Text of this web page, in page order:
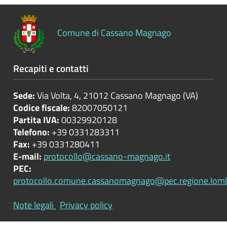
Comune di Cassano Magnago
Recapiti e contatti
Sede:Via Volta, 4, 21012 Cassano Magnago (VA)
Codice fiscale:82007050121
Partita IVA:00329920128
Telefono: +39 0331283311
Fax: +39 0331280411
E-mail: protocollo@cassano-magnago.it
PEC:
Note legali Privacy policy
Controlli
sulle
attività
economiche
Servizi
Pagamenti
dell'amministrazione
Opere
pubbliche
governo